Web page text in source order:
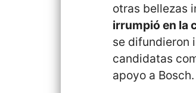
otras bellezas
irrumpió en la
se difundieron
candidatas
apoyo a Bosch.